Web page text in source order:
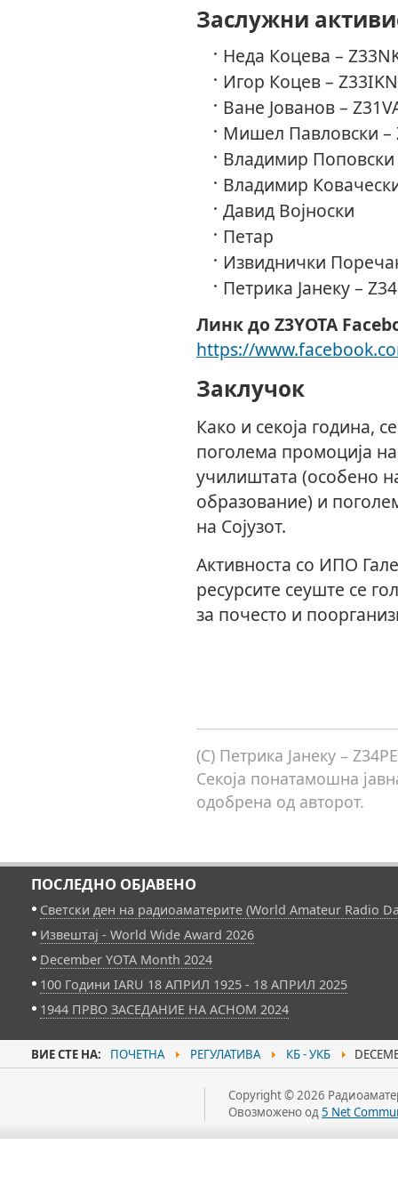
Заслужни
Неда Коцева –
Игор Коцев – Z33IKN
Ване Јованов –
Мишел Павловски –
Владимир Поповски
Владимир
Давид Војноски
Петар
Извиднички
Петрика Јанеку –
Линк до Z3YOTA
https://
Заклучок
Како и секоја година,
поголема промоција
училиштата (особено
образование) и
на Сојузот.
Активноста со ИПО
ресурсите сеуште се
за почесто и
(C) Петрика Јанеку –
Секоја понатамошна
одобрена од авторот.
ПОСЛЕДНО ОБЈАВЕНО
Светски ден на радиоаматерите (World Amateur Radio
Извештај - World Wide Award 2026
December YOTA Month 2024
100 Години IARU 18 АПРИЛ 1925 - 18 АПРИЛ 2025
1944 ПРВО ЗАСЕДАНИЕ НА АСНОМ 2024
ВИЕ СТЕ НА: ПОЧЕТНА РЕГУЛАТИВА КБ - УКБ
Copyright © 2026
Овозможено од5 Net